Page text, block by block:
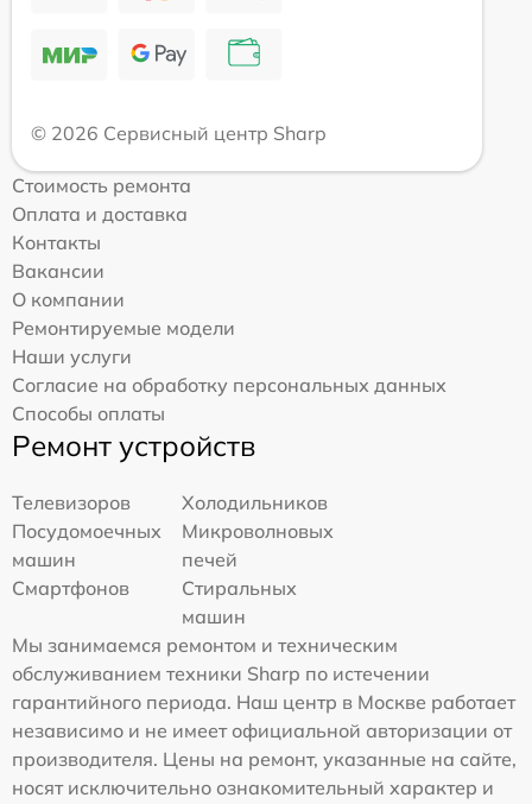
© 2026 Сервисный центр Sharp
Стоимость ремонта
Оплата и доставка
Контакты
Вакансии
О компании
Ремонтируемые модели
Наши услуги
Согласие на обработку персональных данных
Способы оплаты
Ремонт устройств
Телевизоров
Холодильников
Посудомоечных
машин
Микроволновых
печей
Смартфонов
Стиральных
машин
Мы занимаемся ремонтом и техническим
обслуживанием техники Sharp по истечении
гарантийного периода. Наш центр в Москве работает
независимо и не имеет официальной авторизации от
производителя. Цены на ремонт, указанные на сайте,
носят исключительно ознакомительный характер и